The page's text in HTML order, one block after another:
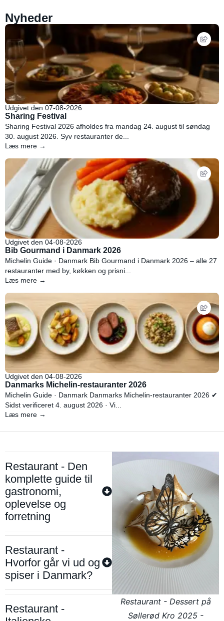
Nyheder
Udgivet den 07-08-2026
Sharing Festival
Sharing Festival 2026 afholdes fra mandag 24. august til søndag
30. august 2026. Syv restauranter de...
Læs mere →
Udgivet den 04-08-2026
Bib Gourmand i Danmark 2026
Michelin Guide · Danmark Bib Gourmand i Danmark 2026 – alle 27
restauranter med by, køkken og prisni...
Læs mere →
Udgivet den 04-08-2026
Danmarks Michelin-restauranter 2026
Michelin Guide · Danmark Danmarks Michelin-restauranter 2026 ✔
Sidst verificeret 4. august 2026 · Vi...
Læs mere →
Restaurant - Den
komplette guide til
gastronomi,
oplevelse og
forretning
Restaurant -
Hvorfor går vi ud og
spiser i Danmark?
Restaurant -
Restaurant - Dessert på
Søllerød Kro 2025 -